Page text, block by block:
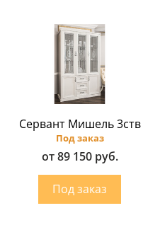
Сервант Мишель 3ств
Под заказ
от 89 150 руб.